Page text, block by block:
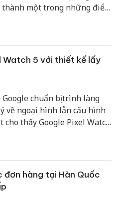
một trong những điểm
Watch 5 với thiết kế lấy
chuẩn bị trình làng
về ngoại hình lẫn cấu hình
thấy Google Pixel Watch
cùng kiểu dáng mỏng nhẹ,
vụ nhu cầu thường và
đơn hàng tại Hàn Quốc